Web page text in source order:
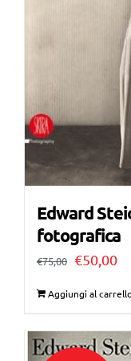
Edward
fotografica
€75,00 Il
era:
€50,00Il
è:
Aggiungi al